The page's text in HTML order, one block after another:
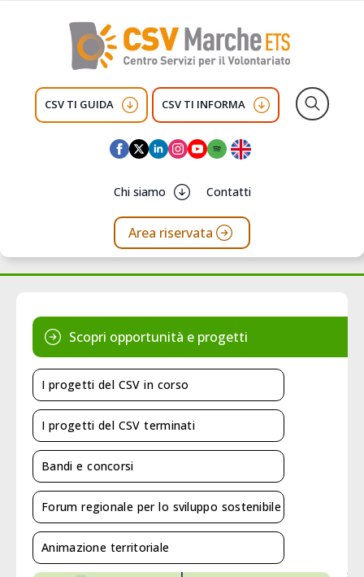
CSV TI GUIDA CSV TI INFORMA
Chi siamo Contatti
Area riservata
Scopri opportunità e progetti
I progetti del CSV in corso
I progetti del CSV terminati
Bandi e concorsi
Forum regionale per lo sviluppo sostenibile
Animazione territoriale